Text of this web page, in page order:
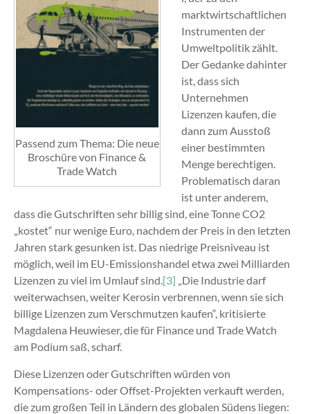
Passend zum Thema: Die neue
Broschüre von Finance &
Trade Watch
marktwirtschaftlichen
Instrumenten der
Umweltpolitik zählt.
Der Gedanke dahinter
ist, dass sich
Unternehmen
Lizenzen kaufen, die
dann zum Ausstoß
einer bestimmten
Menge berechtigen.
Problematisch daran
ist unter anderem,
dass die Gutschriften sehr billig sind, eine Tonne CO2
„kostet“ nur wenige Euro, nachdem der Preis in den letzten
Jahren stark gesunken ist. Das niedrige Preisniveau ist
möglich, weil im EU-Emissionshandel etwa zwei Milliarden
Lizenzen zu viel im Umlauf sind.[3] „Die Industrie darf
weiterwachsen, weiter Kerosin verbrennen, wenn sie sich
billige Lizenzen zum Verschmutzen kaufen“, kritisierte
Magdalena Heuwieser, die für Finance und Trade Watch
am Podium saß, scharf.
Diese Lizenzen oder Gutschriften würden von
Kompensations- oder Offset-Projekten verkauft werden,
die zum großen Teil in Ländern des globalen Südens liegen: